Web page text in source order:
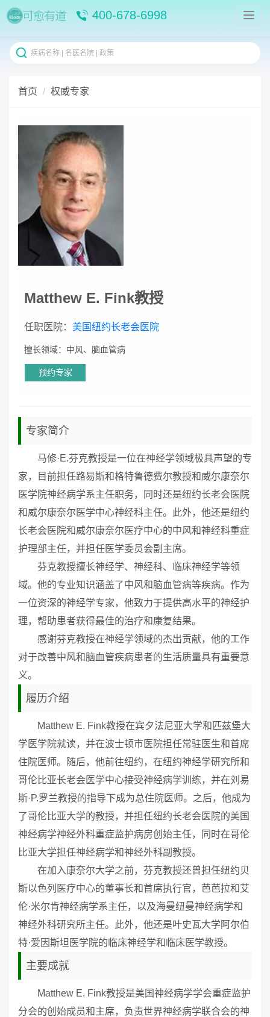
400-678-6998
首页 权威专家
Matthew E. Fink教授
任职医院： 美国纽约长老会医院
擅长领域：中风、脑血管病
预约专家
专家简介
马修·E.芬克教授是一位在神经学领域极具声望的专
家，目前担任路易斯和格特鲁德费尔教授和威尔康奈尔
医学院神经病学系主任职务，同时还是纽约长老会医院
和威尔康奈尔医学中心神经科主任。此外，他还是纽约
长老会医院和威尔康奈尔医疗中心的中风和神经科重症
护理部主任，并担任医学委员会副主席。
芬克教授擅长神经学、神经科、临床神经学等领
域。他的专业知识涵盖了中风和脑血管病等疾病。作为
一位资深的神经学专家，他致力于提供高水平的神经护
理，帮助患者获得最佳的治疗和康复结果。
感谢芬克教授在神经学领域的杰出贡献，他的工作
对于改善中风和脑血管疾病患者的生活质量具有重要意
义。
履历介绍
Matthew E. Fink教授在宾夕法尼亚大学和匹兹堡大
学医学院就读，并在波士顿市医院担任常驻医生和首席
住院医师。随后，他前往纽约，在纽约神经学研究所和
哥伦比亚长老会医学中心接受神经病学训练，并在刘易
斯·P.罗兰教授的指导下成为总住院医师。之后，他成为
了哥伦比亚大学的教授，并担任纽约长老会医院的美国
神经病学神经外科重症监护病房创始主任，同时在哥伦
比亚大学担任神经病学和神经外科副教授。
在加入康奈尔大学之前，芬克教授还曾担任纽约贝
斯以色列医疗中心的董事长和首席执行官，芭芭拉和艾
伦·米尔肯神经病学系主任，以及海曼纽曼神经病学和
神经外科研究所主任。此外，他还是叶史瓦大学阿尔伯
特·爱因斯坦医学院的临床神经学和临床医学教授。
主要成就
Matthew E. Fink教授是美国神经病学学会重症监护
分会的创始成员和主席，负责世界神经病学联合会的神